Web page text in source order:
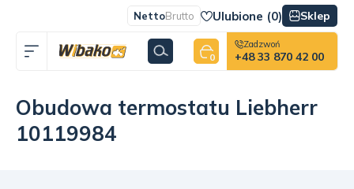
NettoBrutto Ulubione (0) Sklep
0
Zadzwoń
+48 33 870 42 00
Obudowa termostatu Liebherr
10119984